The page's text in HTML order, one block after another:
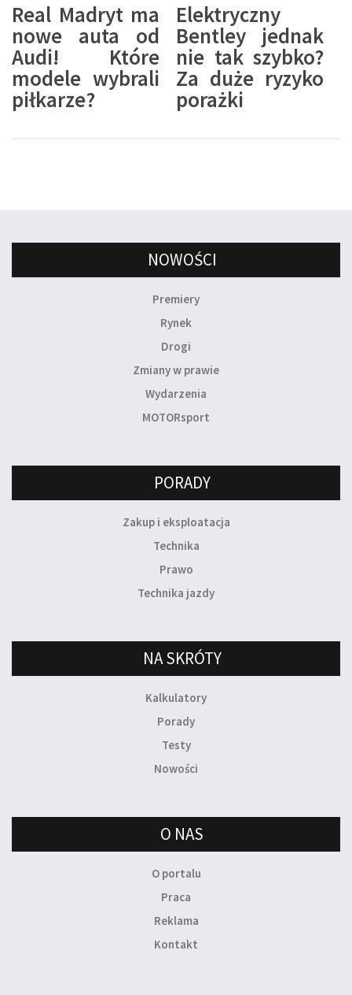
Real Madryt ma
nowe auta od
Audi! Które
modele wybrali
piłkarze?
Elektryczny
Bentley jednak
nie tak szybko?
Za duże ryzyko
porażki
NOWOŚCI
Premiery
Rynek
Drogi
Zmiany w prawie
Wydarzenia
MOTORsport
PORADY
Zakup i eksploatacja
Technika
Prawo
Technika jazdy
NA SKRÓTY
Kalkulatory
Porady
Testy
Nowości
O NAS
O portalu
Praca
Reklama
Kontakt